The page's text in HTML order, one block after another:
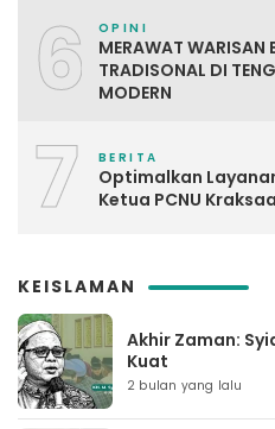
6 OPINI
MERAWAT WARISAN
TRADISONAL DI
MODERN
7 BERITA
Optimalkan
Ketua PCNU
KEISLAMAN
Akhir Zaman:
Kuat
2 bulan yang lalu